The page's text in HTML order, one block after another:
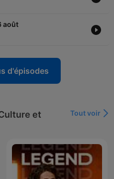
août
d'épisodes
et
Tout voir